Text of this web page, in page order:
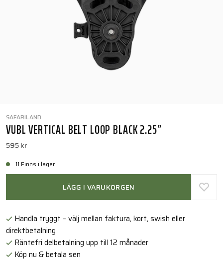
SAFARILAND
VUBL VERTICAL BELT LOOP BLACK 2.25”
595 kr
11 Finns i lager
LÄGG I VARUKORGEN
Handla tryggt – välj mellan faktura, kort, swish eller
direktbetalning
Räntefri delbetalning upp till 12 månader
Köp nu & betala sen